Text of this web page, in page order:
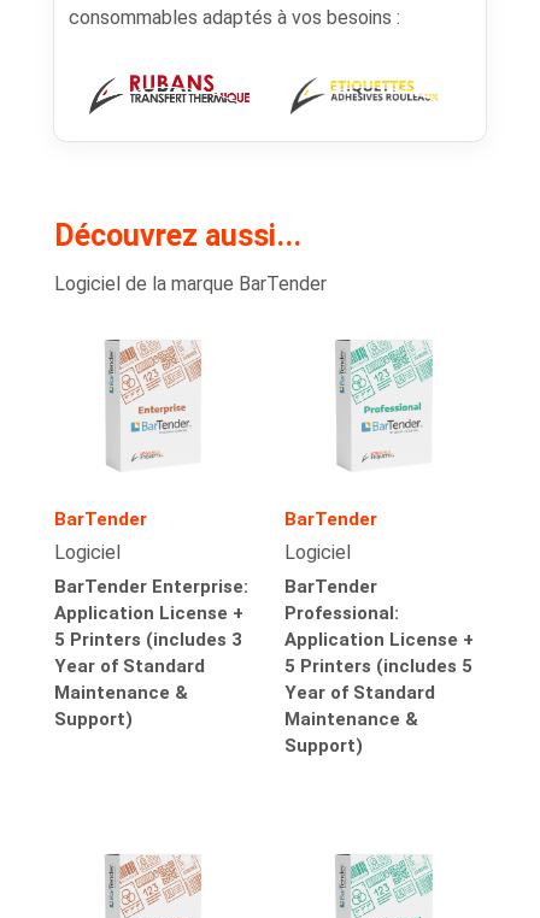
consommables adaptés à vos besoins :
Découvrez aussi...
Logiciel de la marque BarTender
BarTender
Logiciel
BarTender Enterprise:
Application License +
5 Printers (includes 3
Year of Standard
Maintenance &
Support)
BarTender
Logiciel
BarTender
Professional:
Application License +
5 Printers (includes 5
Year of Standard
Maintenance &
Support)